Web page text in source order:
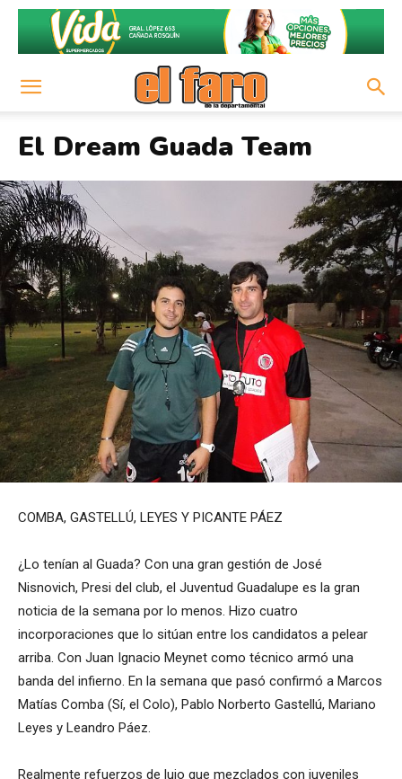
El Dream Guada Team
COMBA, GASTELLÚ, LEYES Y PICANTE PÁEZ
¿Lo tenían al Guada? Con una gran gestión de José
Nisnovich, Presi del club, el Juventud Guadalupe es la gran
noticia de la semana por lo menos. Hizo cuatro
incorporaciones que lo sitúan entre los candidatos a pelear
arriba. Con Juan Ignacio Meynet como técnico armó una
banda del infierno. En la semana que pasó confirmó a Marcos
Matías Comba (Sí, el Colo), Pablo Norberto Gastellú, Mariano
Leyes y Leandro Páez.
Realmente refuerzos de lujo que mezclados con juveniles